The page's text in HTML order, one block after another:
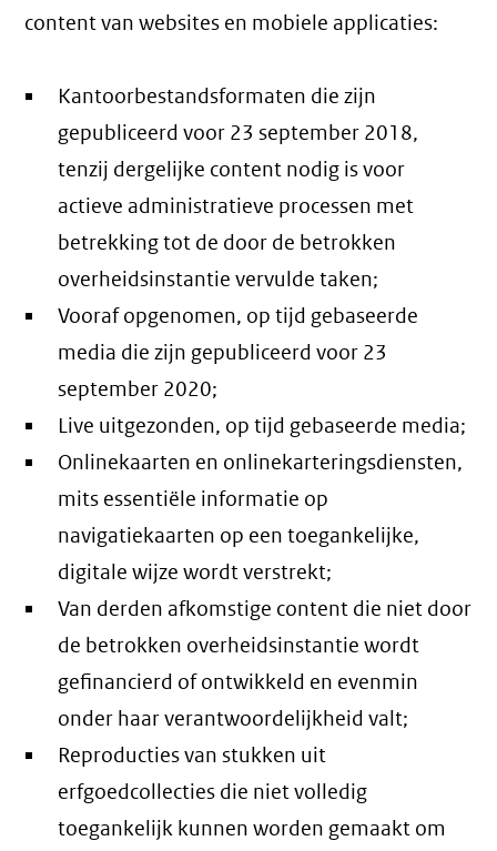
content van websites en mobiele applicaties:
Kantoorbestandsformaten die zijn
gepubliceerd voor 23 september 2018,
tenzij dergelijke content nodig is voor
actieve administratieve processen met
betrekking tot de door de betrokken
overheidsinstantie vervulde taken;
Vooraf opgenomen, op tijd gebaseerde
media die zijn gepubliceerd voor 23
september 2020;
Live uitgezonden, op tijd gebaseerde media;
Onlinekaarten en onlinekarteringsdiensten,
mits essentiële informatie op
navigatiekaarten op een toegankelijke,
digitale wijze wordt verstrekt;
Van derden afkomstige content die niet door
de betrokken overheidsinstantie wordt
gefinancierd of ontwikkeld en evenmin
onder haar verantwoordelijkheid valt;
Reproducties van stukken uit
erfgoedcollecties die niet volledig
toegankelijk kunnen worden gemaakt om